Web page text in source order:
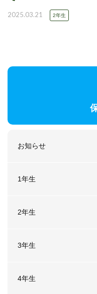
2025.03.21 2年生
お知らせ
1年生
2年生
3年生
4年生